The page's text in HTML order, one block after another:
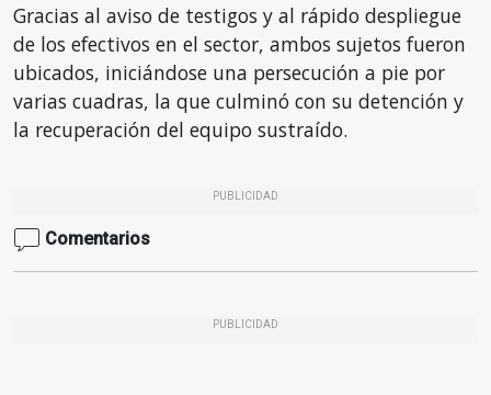
Gracias al aviso de testigos y al rápido despliegue
de los efectivos en el sector, ambos sujetos fueron
ubicados, iniciándose una persecución a pie por
varias cuadras, la que culminó con su detención y
la recuperación del equipo sustraído.
PUBLICIDAD
Comentarios
PUBLICIDAD